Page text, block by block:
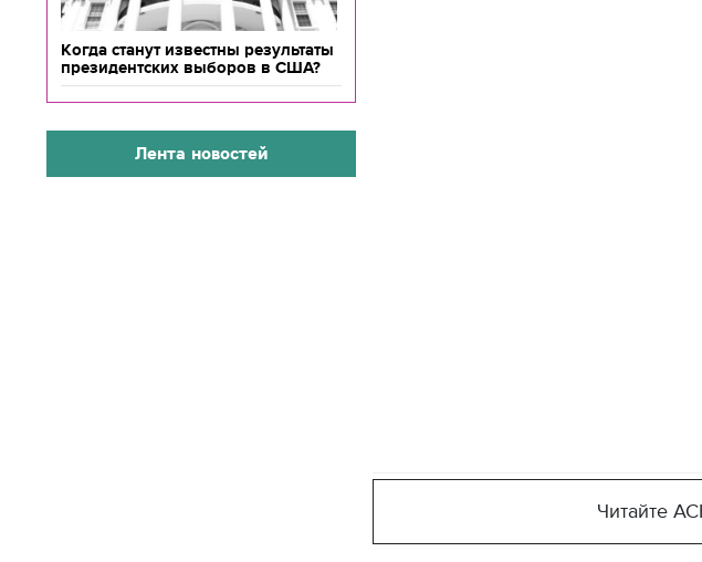
Когда станут известны результаты
президентских выборов в США?
Лента новостей
Читайте